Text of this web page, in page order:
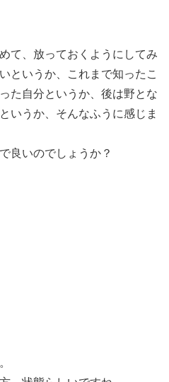
て、放っておくようにしてみ
というか、これまで知ったこ
た自分というか、後は野とな
いうか、そんなふうに感じま
良いのでしょうか？